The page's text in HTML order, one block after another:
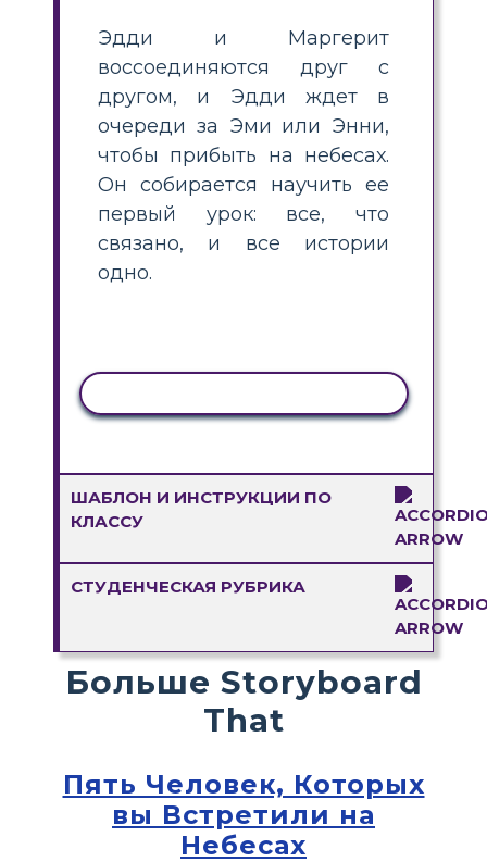
Эдди и Маргерит
воссоединяются друг с
другом, и Эдди ждет в
очереди за Эми или Энни,
чтобы прибыть на небесах.
Он собирается научить ее
первый урок: все, что
связано, и все истории
одно.
ШАБЛОН И ИНСТРУКЦИИ ПО
КЛАССУ
СТУДЕНЧЕСКАЯ РУБРИКА
Больше Storyboard
That
Пять Человек, Которых
вы Встретили на
Небесах